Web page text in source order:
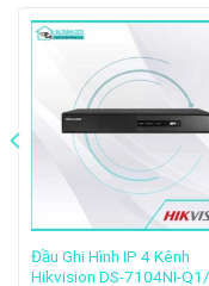
Thiết bị Đầu Ghi
được sản xuất và
có trụ sở chính tại
một trong những
về các giải pháp
các hoạt động sản
thực hiện tại các cơ
họ ở Trung Quốc,
Đầu Ghi Hình IP 4 Kênh
Hikvision DS-7104NI-